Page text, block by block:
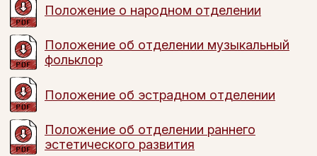
Положение о народном отделении
Положение об отделении музыкальный
фольклор
Положение об эстрадном отделении
Положение об отделении раннего
эстетического развития